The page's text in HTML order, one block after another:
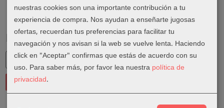
Marcas
nuestras cookies son una importante contribución a tu
experiencia de compra. Nos ayudan a enseñarte jugosas
ofertas, recuerdan tus preferencias para facilitar tu
navegación y nos avisan si la web se vuelve lenta. Haciendo
click en "Aceptar" confirmas que estás de acuerdo con su
uso. Para saber más, por favor lea nuestra política de
privacidad.